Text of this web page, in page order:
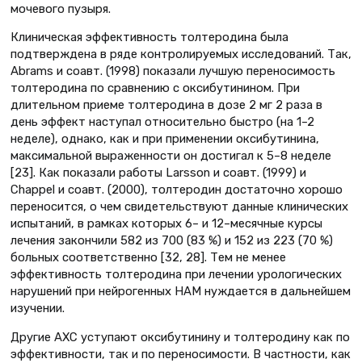
мочевого пузыря.
Клиническая эффективность толтеродина была
подтверждена в ряде контролируемых исследований. Так,
Abrams и соавт. (1998) показали лучшую переносимость
толтеродина по сравнению с оксибутинином. При
длительном приеме толтеродина в дозе 2 мг 2 раза в
день эффект наступал относительно быстро (на 1–2
неделе), однако, как и при применении оксибутинина,
максимальной выраженности он достигал к 5–8 неделе
[23]. Как показали работы Larsson и соавт. (1999) и
Chappel и соавт. (2000), толтеродин достаточно хорошо
переносится, о чем свидетельствуют данные клинических
испытаний, в рамках которых 6– и 12–месячные курсы
лечения закончили 582 из 700 (83 %) и 152 из 223 (70 %)
больных соответственно [32, 28]. Тем не менее
эффективность толтеродина при лечении урологических
нарушений при нейрогенных НАМ нуждается в дальнейшем
изучении.
Другие АХС уступают оксибутинину и толтеродину как по
эффективности, так и по переносимости. В частности, как